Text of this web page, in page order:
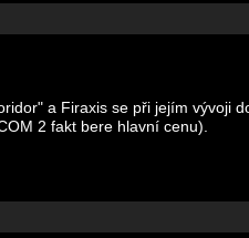
a Firaxis se při jejím vývoji
2 fakt bere hlavní cenu).